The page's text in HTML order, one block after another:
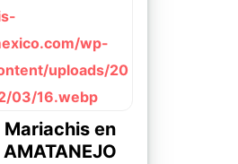
Mariachis en
AMATANEJO